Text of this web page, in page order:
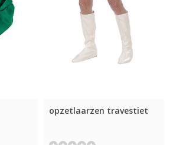
opzetlaarzen travestiet